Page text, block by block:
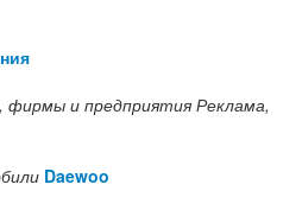
фирмы и предприятия Реклама,
Daewoo